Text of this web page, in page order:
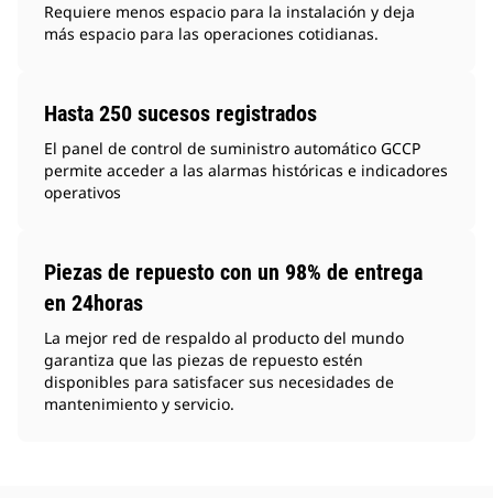
Requiere menos espacio para la instalación y deja
más espacio para las operaciones cotidianas.
Hasta 250 sucesos registrados
El panel de control de suministro automático GCCP
permite acceder a las alarmas históricas e indicadores
operativos
Piezas de repuesto con un 98% de entrega
en 24horas
La mejor red de respaldo al producto del mundo
garantiza que las piezas de repuesto estén
disponibles para satisfacer sus necesidades de
mantenimiento y servicio.